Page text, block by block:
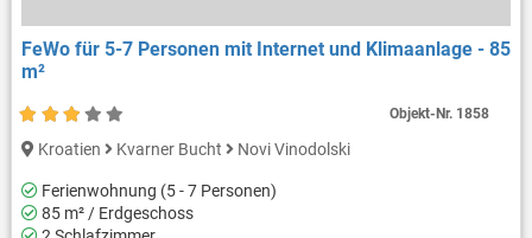
FeWo für 5-7 Personen mit Internet und Klimaanlage - 85
m²
Kroatien Kvarner Bucht Novi Vinodolski
Ferienwohnung (5 - 7 Personen)
85 m² / Erdgeschoss
Objekt-Nr. 1858